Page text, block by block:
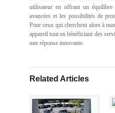
utilisateur en offrant un équilibre
avancées et les possibilités de
Pour ceux qui cherchent alors à
appareil tout en bénéficiant des
une réponse innovante.
Related Articles